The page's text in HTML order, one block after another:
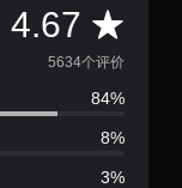
4.67 平
均
评
价
5634个评价
84%
8%
3%